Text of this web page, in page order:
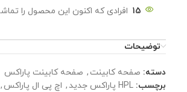
15 افرادی که اکنون این محصول را
توضیحات
دسته: صفحه کابینت , صفحه کابینت پاراکس
برچسب: HPL پاراکس جدید , اچ پی ال پاراکس ,